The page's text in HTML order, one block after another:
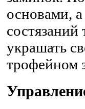
основами,
украшать
трофейном